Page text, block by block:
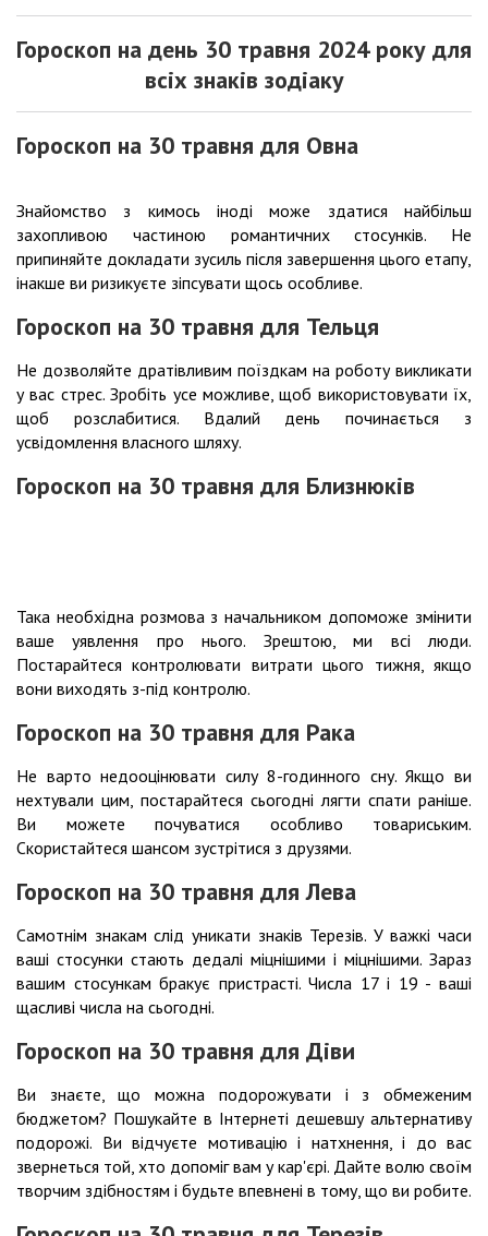
Гороскоп на день 30 травня 2024 року для
всіх знаків зодіаку
Гороскоп на 30 травня для Овна
Знайомство з кимось іноді може здатися найбільш
захопливою частиною романтичних стосунків. Не
припиняйте докладати зусиль після завершення цього етапу,
інакше ви ризикуєте зіпсувати щось особливе.
Гороскоп на 30 травня для Тельця
Не дозволяйте дратівливим поїздкам на роботу викликати
у вас стрес. Зробіть усе можливе, щоб використовувати їх,
щоб розслабитися. Вдалий день починається з
усвідомлення власного шляху.
Гороскоп на 30 травня для Близнюків
Така необхідна розмова з начальником допоможе змінити
ваше уявлення про нього. Зрештою, ми всі люди.
Постарайтеся контролювати витрати цього тижня, якщо
вони виходять з-під контролю.
Гороскоп на 30 травня для Рака
Не варто недооцінювати силу 8-годинного сну. Якщо ви
нехтували цим, постарайтеся сьогодні лягти спати раніше.
Ви можете почуватися особливо товариським.
Скористайтеся шансом зустрітися з друзями.
Гороскоп на 30 травня для Лева
Самотнім знакам слід уникати знаків Терезів. У важкі часи
ваші стосунки стають дедалі міцнішими і міцнішими. Зараз
вашим стосункам бракує пристрасті. Числа 17 і 19 - ваші
щасливі числа на сьогодні.
Гороскоп на 30 травня для Діви
Ви знаєте, що можна подорожувати і з обмеженим
бюджетом? Пошукайте в Інтернеті дешевшу альтернативу
подорожі. Ви відчуєте мотивацію і натхнення, і до вас
звернеться той, хто допоміг вам у кар'єрі. Дайте волю своїм
творчим здібностям і будьте впевнені в тому, що ви робите.